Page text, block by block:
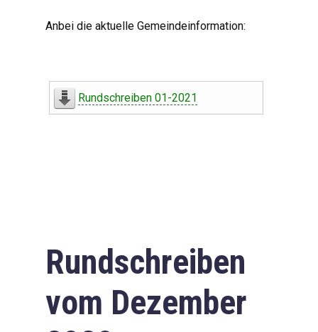
Anbei die aktuelle Gemeindeinformation:
Rundschreiben 01-2021
Rundschreiben
vom Dezember